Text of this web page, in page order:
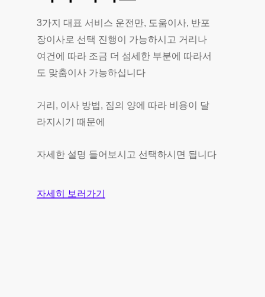
3가지 대표 서비스 운전만, 도움이사, 반포
장이사로 선택 진행이 가능하시고 거리나
여건에 따라 조금 더 섬세한 부분에 따라서
도 맞춤이사 가능하십니다
거리, 이사 방법, 짐의 양에 따라 비용이 달
라지시기 때문에
자세한 설명 들어보시고 선택하시면 됩니다
자세히 보러가기